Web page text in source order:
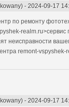
- 2024-09-17
по ремонту
неисправности
remont-vspyshek-
- 2024-09-17